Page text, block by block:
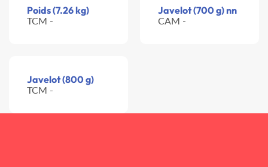
Poids (7.26 kg)
TCM -
Javelot (700 g) nn
CAM -
Javelot (800 g)
TCM -